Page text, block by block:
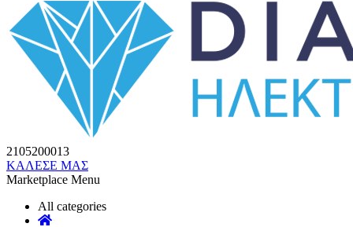
2105200013
ΚΑΛΕΣΕ ΜΑΣ
Marketplace Menu
All categories